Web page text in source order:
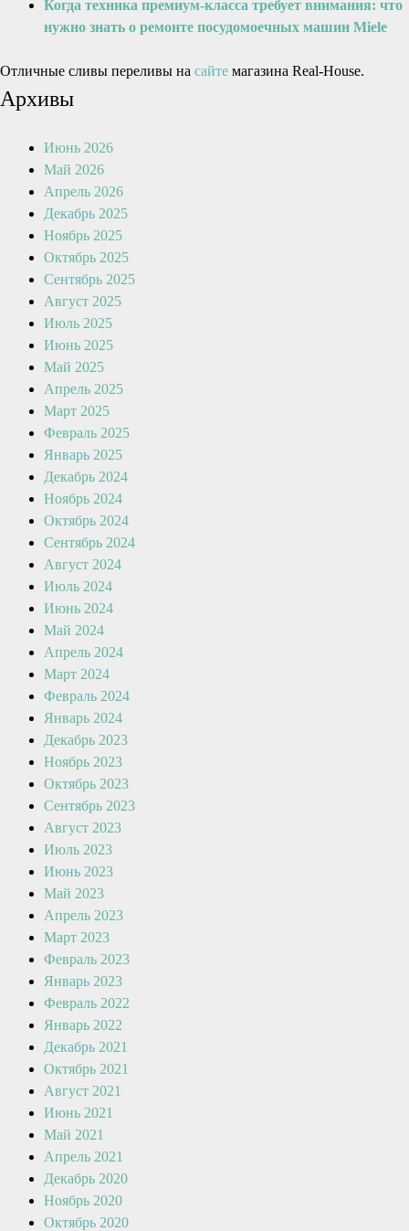
Когда техника премиум-класса требует внимания: что
нужно знать о ремонте посудомоечных машин Miele
Отличные сливы переливы на сайте магазина Real-House.
Архивы
Июнь 2026
Май 2026
Апрель 2026
Декабрь 2025
Ноябрь 2025
Октябрь 2025
Сентябрь 2025
Август 2025
Июль 2025
Июнь 2025
Май 2025
Апрель 2025
Март 2025
Февраль 2025
Январь 2025
Декабрь 2024
Ноябрь 2024
Октябрь 2024
Сентябрь 2024
Август 2024
Июль 2024
Июнь 2024
Май 2024
Апрель 2024
Март 2024
Февраль 2024
Январь 2024
Декабрь 2023
Ноябрь 2023
Октябрь 2023
Сентябрь 2023
Август 2023
Июль 2023
Июнь 2023
Май 2023
Апрель 2023
Март 2023
Февраль 2023
Январь 2023
Февраль 2022
Январь 2022
Декабрь 2021
Октябрь 2021
Август 2021
Июнь 2021
Май 2021
Апрель 2021
Декабрь 2020
Ноябрь 2020
Октябрь 2020